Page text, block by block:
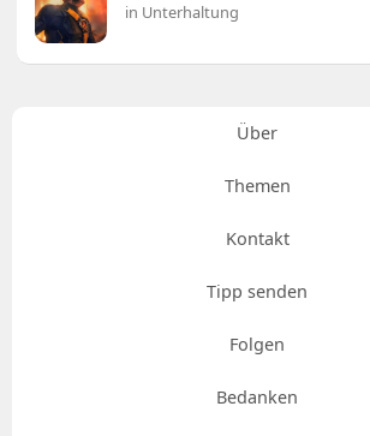
in Unterhaltung
Über
Themen
Kontakt
Tipp senden
Folgen
Bedanken